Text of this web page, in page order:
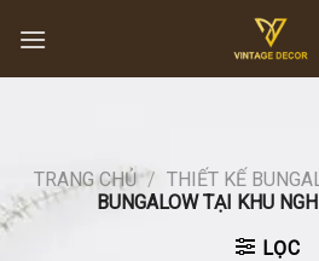
content
TRANG CHỦ / THIẾT KẾ
BUNGALOW TẠI KHU
LỌC